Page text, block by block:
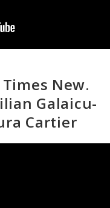
New.
Galaicu-
Cartier